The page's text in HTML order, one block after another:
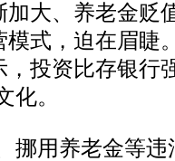
大、养老金贬
式，迫在眉睫
投资比存银行
化。
用养老金等违